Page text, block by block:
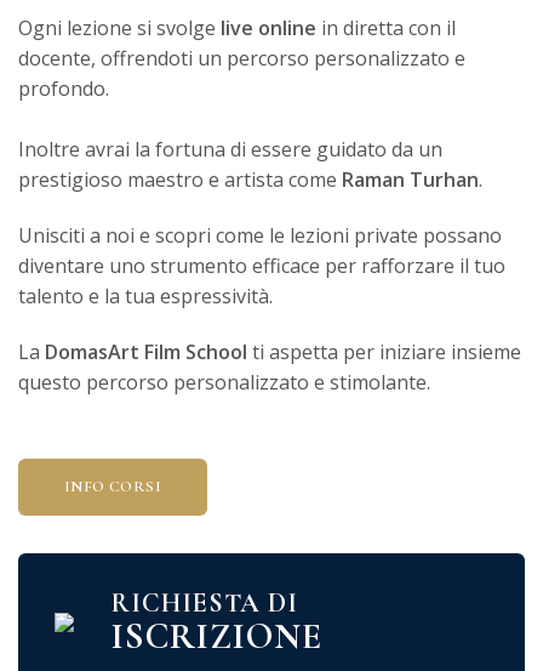
Ogni lezione si svolge live online in diretta con il
docente, offrendoti un percorso personalizzato e
profondo.
Inoltre avrai la fortuna di essere guidato da un
prestigioso maestro e artista come Raman Turhan.
Unisciti a noi e scopri come le lezioni private possano
diventare uno strumento efficace per rafforzare il tuo
talento e la tua espressività.
La DomasArt Film School ti aspetta per iniziare insieme
questo percorso personalizzato e stimolante.
INFO CORSI
RICHIESTA DI
ISCRIZIONE